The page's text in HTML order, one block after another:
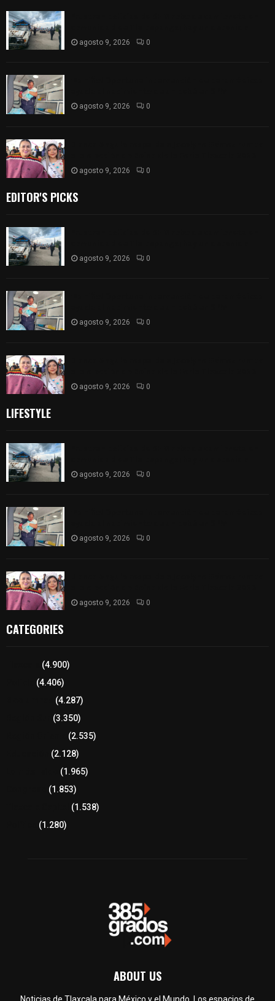
agosto 9, 2026 0
agosto 9, 2026 0
agosto 9, 2026 0
EDITOR'S PICKS
agosto 9, 2026 0
agosto 9, 2026 0
agosto 9, 2026 0
LIFESTYLE
agosto 9, 2026 0
agosto 9, 2026 0
agosto 9, 2026 0
CATEGORIES
(4.900)
(4.406)
(4.287)
(3.350)
(2.535)
(2.128)
(1.965)
(1.853)
(1.538)
(1.280)
ABOUT US